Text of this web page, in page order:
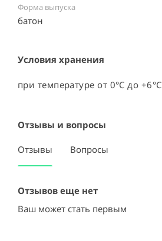
Форма выпуска
батон
Условия хранения
при температуре от 0°C до +6°C
Отзывы и вопросы
Отзывы Вопросы
Отзывов еще нет
Ваш может стать первым